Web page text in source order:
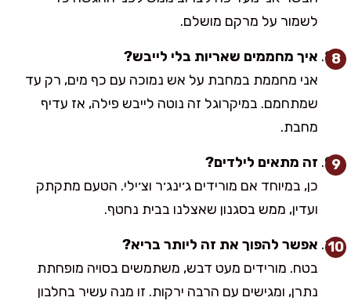
לשמור על מרקם מושלם.
איך מחממים שאריות בלי לייבש?
אני מחממת במחבת על אש נמוכה עם כף מים, רק עד
שמתחמם. במיקרוגל זה נוטה לייבש פילה, אז עדיף
מחבת.
זה מתאים לילדים?
כן, במיוחד אם מורידים ג׳ינג׳ר וצ׳ילי. הטעם מתקתק
ועדין, ממש בסגנון שאצלנו בבית נחטף.
אפשר להפוך את זה ליותר בריא?
בטח. מורידים מעט דבש, משתמשים בסויה מופחתת
נתרן, ומגישים עם הרבה ירקות. זו מנה עשיר בחלבון